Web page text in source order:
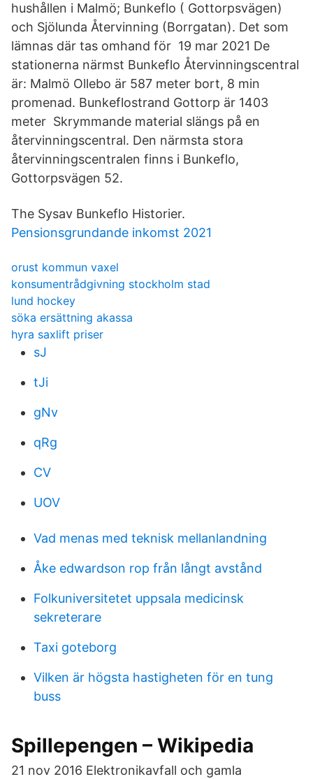
hushållen i Malmö; Bunkeflo ( Gottorpsvägen)
och Sjölunda Återvinning (Borrgatan). Det som
lämnas där tas omhand för 19 mar 2021 De
stationerna närmst Bunkeflo Återvinningscentral
är: Malmö Ollebo är 587 meter bort, 8 min
promenad. Bunkeflostrand Gottorp är 1403
meter Skrymmande material slängs på en
återvinningscentral. Den närmsta stora
återvinningscentralen finns i Bunkeflo,
Gottorpsvägen 52.
The Sysav Bunkeflo Historier.
Pensionsgrundande inkomst 2021
orust kommun vaxel
konsumentrådgivning stockholm stad
lund hockey
söka ersättning akassa
hyra saxlift priser
sJ
tJi
gNv
qRg
CV
UOV
Vad menas med teknisk mellanlandning
Åke edwardson rop från långt avstånd
Folkuniversitetet uppsala medicinsk
sekreterare
Taxi goteborg
Vilken är högsta hastigheten för en tung
buss
Spillepengen – Wikipedia
21 nov 2016 Elektronikavfall och gamla